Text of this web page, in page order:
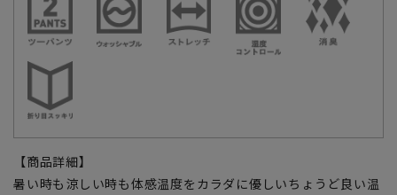
【商品詳細】
暑い時も涼しい時も体感温度をカラダに優しいちょうど良い温